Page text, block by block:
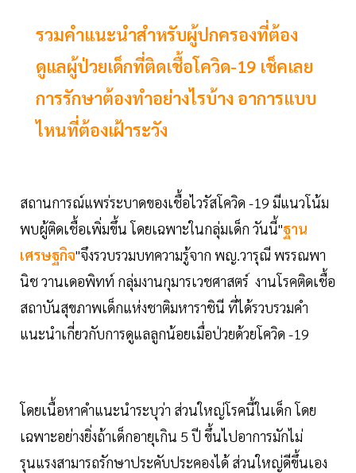
รวมคำแนะนำสำหรับผู้ปกครองที่ต้อง
ดูแลผู้ป่วยเด็กที่ติดเชื้อโควิด-19 เช็คเลย
การรักษาต้องทำอย่างไรบ้าง อาการแบบ
ไหนที่ต้องเฝ้าระวัง
สถานการณ์แพร่ระบาดของเชื้อไวรัสโควิด -19 มีแนวโน้ม
พบผู้ติดเชื้อเพิ่มขึ้น โดยเฉพาะในกลุ่มเด็ก วันนี้"ฐาน
เศรษฐกิจ"จึงรวบรวมบทความรู้จาก พญ.วารุณี พรรณพา
นิช วานเดอพิทท์ กลุ่มงานกุมารเวชศาสตร์ งานโรคติดเชื้อ
สถาบันสุขภาพเด็กแห่งชาติมหาราชินี ที่ได้รวบรวมคำ
แนะนำเกี่ยวกับการดูแลลูกน้อยเมื่อป่วยด้วยโควิด -19
โดยเนื้อหาคำแนะนำระบุว่า ส่วนใหญ่โรคนี้ในเด็ก โดย
เฉพาะอย่างยิ่งถ้าเด็กอายุเกิน 5 ปี ขึ้นไปอาการมักไม่
รุนแรงสามารถรักษาประคับประคองได้ ส่วนใหญ่ดีขึ้นเอง